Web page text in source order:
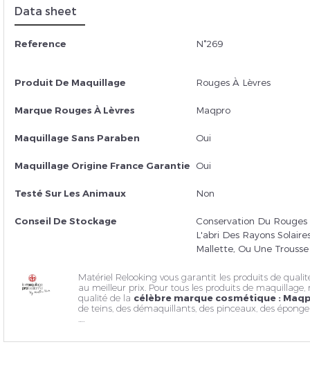
Data sheet
Reference N°269
Produit De Maquillage Rouges À Lèvres
Marque Rouges À Lèvres Maqpro
Maquillage Sans Paraben Oui
Maquillage Origine France Garantie Oui
Testé Sur Les Animaux Non
Conseil De Stockage
Conservation Du Rouges
L'abri Des Rayons
Mallette, Ou Une
Matériel Relooking vous garantit les produits de
au meilleur prix. Pour tous les produits de maquillage,
qualité de la célèbre marque cosmétique :
de teins, desdémaquillants , des pinceaux, des